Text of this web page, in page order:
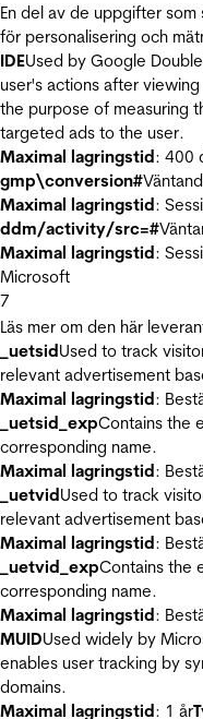
En del av de uppgifter
för personalisering och
IDEUsed by Google
user's actions after
the purpose of measuring
targeted ads to the user.
Maximal lagringstid: 400
gmp\conversion#
Maximal lagringstid:
ddm/activity/src=#
Maximal lagringstid:
Microsoft
7
Läs mer om den här
_uetsidUsed to track
relevant advertisement
Maximal lagringstid:
_uetsid_expContains the
corresponding name.
Maximal lagringstid:
_uetvidUsed to track
relevant advertisement
Maximal lagringstid:
_uetvid_expContains the
corresponding name.
Maximal lagringstid:
MUIDUsed widely by
enables user tracking by
domains.
Maximal lagringstid: 1 år